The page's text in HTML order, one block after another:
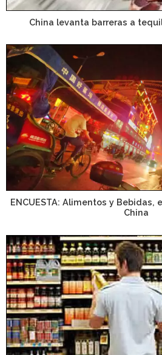
China levanta barreras a
ENCUESTA: Alimentos y
China